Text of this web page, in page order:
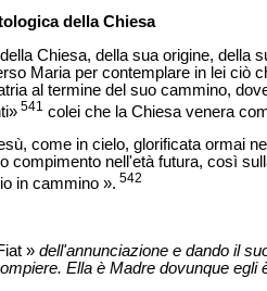
della Chiesa
Chiesa, della sua origine,
Maria per contemplare in lei ciò
al termine del suo cammino,
541 colei che la Chiesa venera
come in cielo, glorificata ormai
compimento nell'età futura, così
in cammino ». 542
» dell'annunciazione e dando il
Ella è Madre dovunque